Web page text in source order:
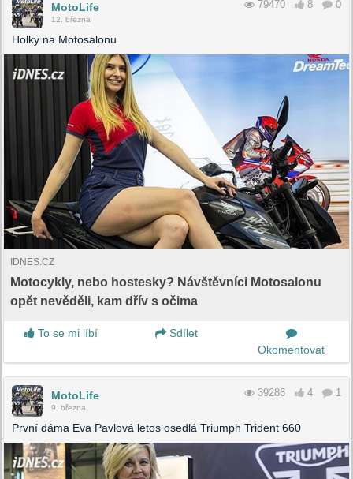
MotoLife
12. března
79470 8 0
Holky na Motosalonu
IDNES.CZ
Motocykly, nebo hostesky? Návštěvníci Motosalonu
opět nevěděli, kam dřív s očima
To se mi líbí
Sdílet
Okomentovat
MotoLife
9. března
39286 4 1
První dáma Eva Pavlová letos osedlá Triumph Trident 660